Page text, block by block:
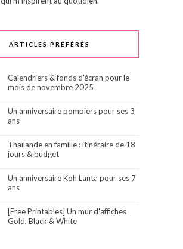
ARTICLES PRÉFÉRÉS
Calendriers & fonds d'écran pour le
mois de novembre 2025
Un anniversaire pompiers pour ses 3
ans
Thaïlande en famille : itinéraire de 18
jours & budget
Un anniversaire Koh Lanta pour ses 7
ans
[Free Printables] Un mur d'affiches
Gold, Black & White